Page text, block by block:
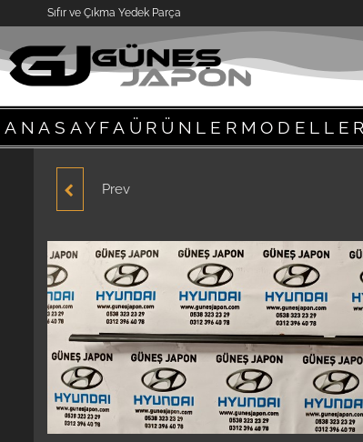
Sıfır ve Çıkma Yedek Parça
ANASAYFA ÜRÜNLER MODELLER
HYUNDAİ ACCENT CAM
1996-1997-1998-1999-
2000 YUMURTA KASA
SIFIR YENİ ÜRÜN
Prev